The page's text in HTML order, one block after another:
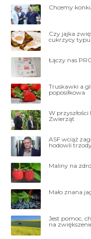
Chcemy
Czy jajka
cukrzycy typu
Łączy nas
Truskawki a
poposiłkowa
W
Zwierząt
ASF wciąż
hodowli
Maliny na
Mało znana
Jest pomoc,
na